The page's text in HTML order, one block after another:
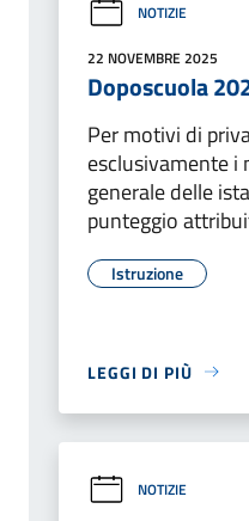
NOTIZIE
22 NOVEMBRE 2025
Doposcuola
Per motivi di
esclusivamente
generale delle
punteggio
Istruzione
LEGGI DI PIÙ
NOTIZIE